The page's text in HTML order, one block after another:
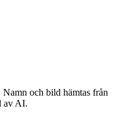
och bild hämtas från
av AI.